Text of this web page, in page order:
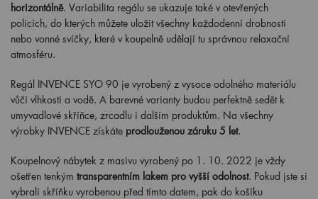
horizontálně. Variabilita regálu se ukazuje také v otevřených
policích, do kterých můžete uložit všechny každodenní drobnosti
nebo vonné svíčky, které v koupelně udělají tu správnou relaxační
atmosféru.
Regál INVENCE SYO 90 je vyrobený z vysoce odolného materiálu
vůči vlhkosti a vodě. A barevné varianty budou perfektně sedět k
umyvadlové skříňce, zrcadlu i dalším produktům. Na všechny
výrobky INVENCE získáte prodlouženou záruku 5 let.
Koupelnový nábytek z masivu vyrobený po 1. 10. 2022 je vždy
ošetřen tenkým transparentním lakem pro vyšší odolnost. Pokud jste si
vybrali skříňku vyrobenou před tímto datem, pak do košíku